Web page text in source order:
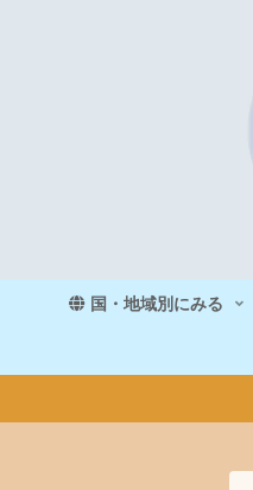
国・地域別にみる